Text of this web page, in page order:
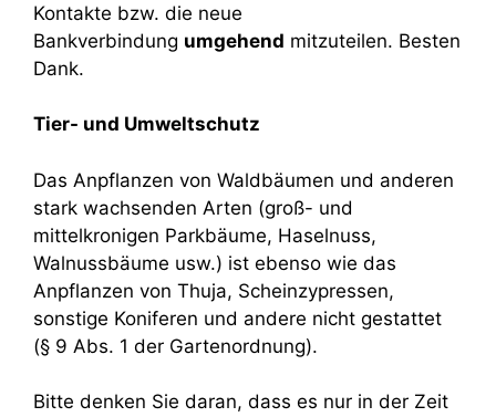
Kontakte bzw. die neue
Bankverbindung umgehend mitzuteilen. Besten
Dank.
Tier- und Umweltschutz
Das Anpflanzen von Waldbäumen und anderen
stark wachsenden Arten (groß- und
mittelkronigen Parkbäume, Haselnuss,
Walnussbäume usw.) ist ebenso wie das
Anpflanzen von Thuja, Scheinzypressen,
sonstige Koniferen und andere nicht gestattet
(§ 9 Abs. 1 der Gartenordnung).
Bitte denken Sie daran, dass es nur in der Zeit